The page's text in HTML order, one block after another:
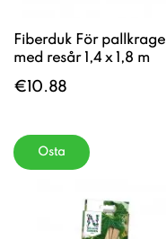
Fiberduk För pallkrage
med resår 1,4 x 1,8 m
€10.88
Osta